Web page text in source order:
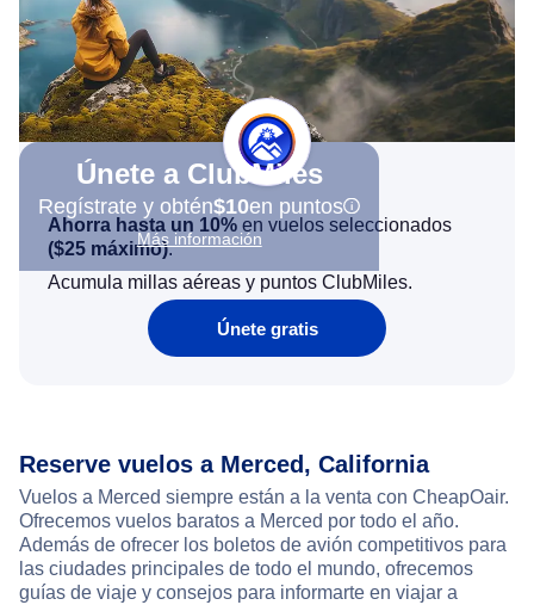
Únete a ClubMiles
Regístrate y obtén$10en puntos
Más información
Ahorra hasta un 10% en vuelos seleccionados
($25 máximo).
Acumula millas aéreas y puntos ClubMiles.
Únete gratis
Reserve vuelos a Merced, California
Vuelos a Merced siempre están a la venta con CheapOair.
Ofrecemos vuelos baratos a Merced por todo el año.
Además de ofrecer los boletos de avión competitivos para
las ciudades principales de todo el mundo, ofrecemos
guías de viaje y consejos para informarte en viajar a